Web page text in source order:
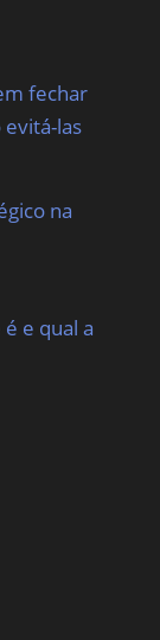
fechar
las
na
e qual a